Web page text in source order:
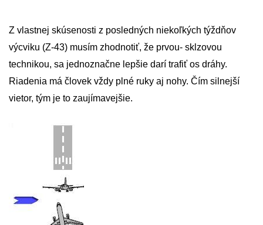
Z vlastnej skúsenosti z posledných niekoľkých týždňov
výcviku (Z-43) musím zhodnotiť, že prvou- sklzovou
technikou, sa jednoznačne lepšie darí trafiť os dráhy.
Riadenia má človek vždy plné ruky aj nohy. Čím silnejší
vietor, tým je to zaujímavejšie.